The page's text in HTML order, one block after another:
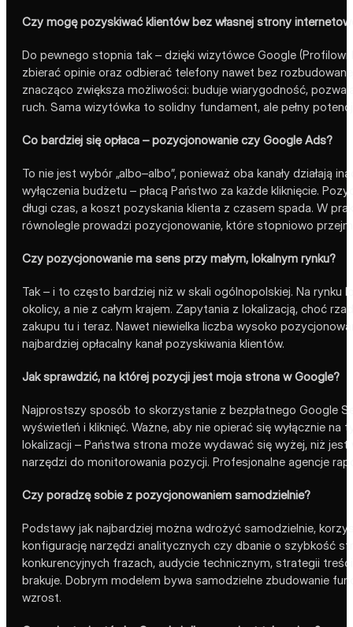
Czy mogę pozyskiwać klientów bez własnej strony
Do pewnego stopnia tak – dzięki wizytówce Google
zbierać opinie oraz odbierać telefony nawet bez
znacząco zwiększa możliwości: buduje wiarygodność,
ruch. Sama wizytówka to solidny fundament, ale pełny
Co bardziej się opłaca – pozycjonowanie czy Google Ads?
To nie jest wybór „albo–albo”, ponieważ oba kanały działają
wyłączenia budżetu – płacą Państwo za każde kliknięcie.
długi czas, a koszt pozyskania klienta z czasem spada. W
równolegle prowadzi pozycjonowanie, które stopniowo
Czy pozycjonowanie ma sens przy małym, lokalnym rynku?
Tak – i to często bardziej niż w skali ogólnopolskiej. Na
okolicy, a nie z całym krajem. Zapytania z lokalizacją, choć
zakupu tu i teraz. Nawet niewielka liczba wysoko
najbardziej opłacalny kanał pozyskiwania klientów.
Jak sprawdzić, na której pozycji jest moja strona w Google?
Najprostszy sposób to skorzystanie z bezpłatnego Google
wyświetleń i kliknięć. Ważne, aby nie opierać się wyłącznie
lokalizacji – Państwa strona może wydawać się wyżej, niż
narzędzi do monitorowania pozycji. Profesjonalne agencje
Czy poradzę sobie z pozycjonowaniem samodzielnie?
Podstawy jak najbardziej można wdrożyć samodzielnie,
konfigurację narzędzi analitycznych czy dbanie o szybkość
konkurencyjnych frazach, audycie technicznym, strategii
brakuje. Dobrym modelem bywa samodzielne zbudowanie
wzrost.